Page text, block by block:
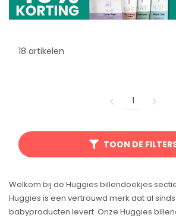
18 artikelen
1
TOON DE
Welkom bij de Huggies billendoekjes
Huggies is een vertrouwd merk dat al
babyproducten levert. Onze Huggies